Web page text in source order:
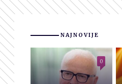
NAJNOVIJE
0